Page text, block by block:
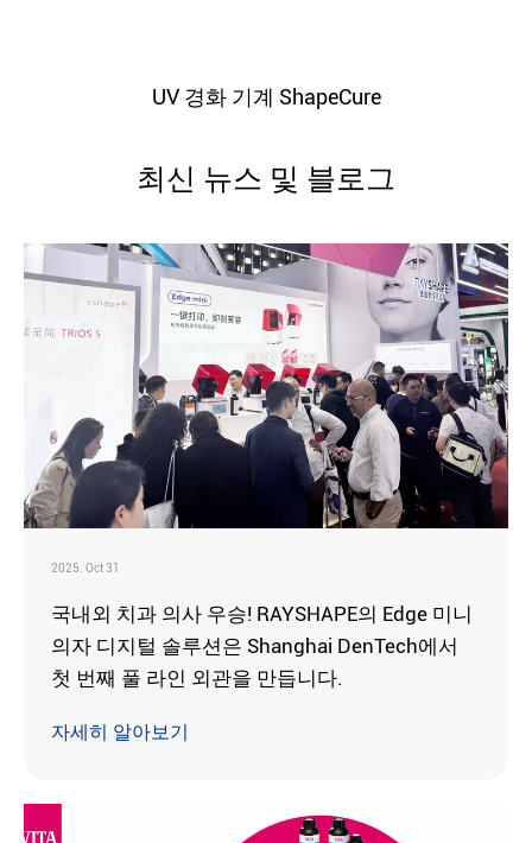
UV 경화 기계 ShapeCure
최신 뉴스 및 블로그
2025. Oct 31
국내외 치과 의사 우승! RAYSHAPE의 Edge 미니
의자 디지털 솔루션은 Shanghai DenTech에서
첫 번째 풀 라인 외관을 만듭니다.
자세히 알아보기